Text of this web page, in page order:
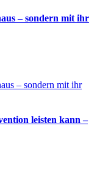
– sondern mit ihr
leisten kann –